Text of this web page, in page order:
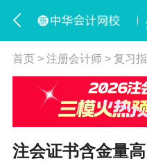
首页> 注册会计师> 复习
注会证书含金量